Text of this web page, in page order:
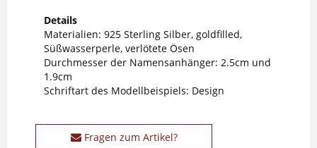
Details
Materialien: 925 Sterling Silber, goldfilled,
Süßwasserperle, verlötete Ösen
Durchmesser der Namensanhänger: 2.5cm und
1.9cm
Schriftart des Modellbeispiels: Design
Fragen zum Artikel?